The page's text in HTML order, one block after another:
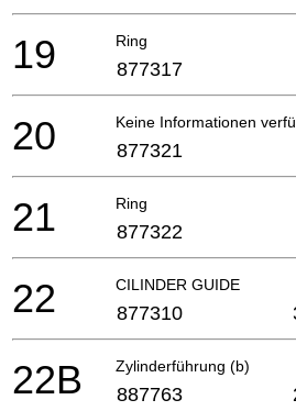
Ring
19 877317
Keine Informationen
20 877321
Ring
21 877322
CILINDER GUIDE
22 877310
Zylinderführung (b)
22B 887763